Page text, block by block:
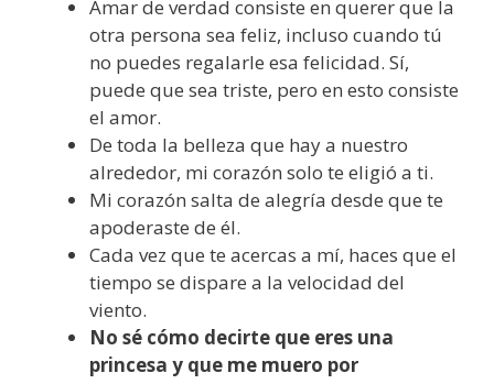
Amar de verdad consiste en querer que la
otra persona sea feliz, incluso cuando tú
no puedes regalarle esa felicidad. Sí,
puede que sea triste, pero en esto consiste
el amor.
De toda la belleza que hay a nuestro
alrededor, mi corazón solo te eligió a ti.
Mi corazón salta de alegría desde que te
apoderaste de él.
Cada vez que te acercas a mí, haces que el
tiempo se dispare a la velocidad del
viento.
No sé cómo decirte que eres una
princesa y que me muero por